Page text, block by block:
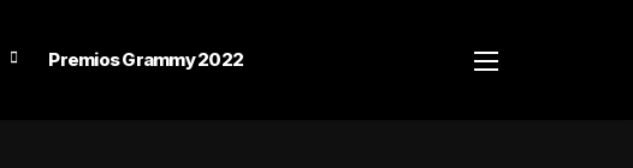
Premios Grammy 2022